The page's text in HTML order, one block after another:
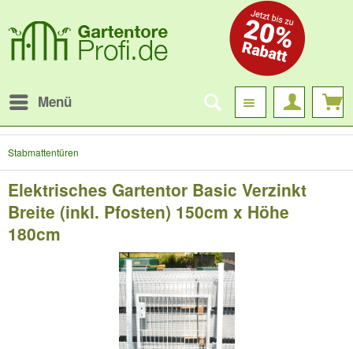
Menü
Stabmattentüren
Elektrisches Gartentor Basic Verzinkt
Breite (inkl. Pfosten) 150cm x Höhe
180cm